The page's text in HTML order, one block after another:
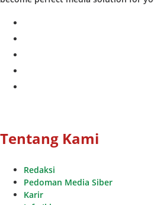
Tentang Kami
Redaksi
Pedoman Media Siber
Karir